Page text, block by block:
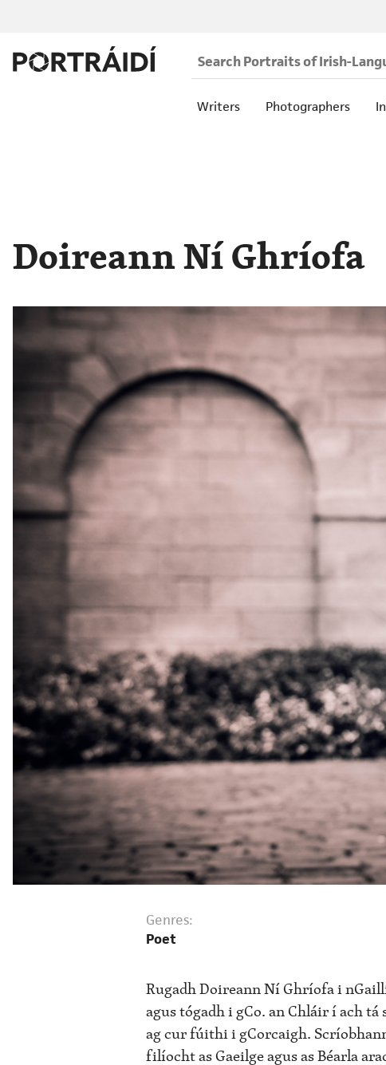
Writers Photographers
Doireann Ní Ghríofa
Genres:
Poet
Rugadh Doireann Ní Ghríofa i
agus tógadh i gCo. an Chláir í ach tá
ag cur fúithi i gCorcaigh.
filíocht as Gaeilge agus as Béarla